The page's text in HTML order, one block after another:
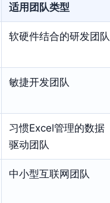
适用团队类型
软硬件结合的研发团队
敏捷开发团队
习惯Excel管理的数据
驱动团队
中小型互联网团队